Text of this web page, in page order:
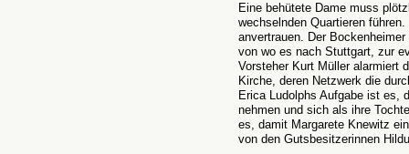
Eine behütete Dame muss
wechselnden Quartieren
anvertrauen. Der
von wo es nach Stuttgart, zur
Vorsteher Kurt Müller alarmiert
Kirche, deren Netzwerk die
Erica Ludolphs Aufgabe ist es,
nehmen und sich als ihre
es, damit Margarete Knewitz
von den Gutsbesitzerinnen